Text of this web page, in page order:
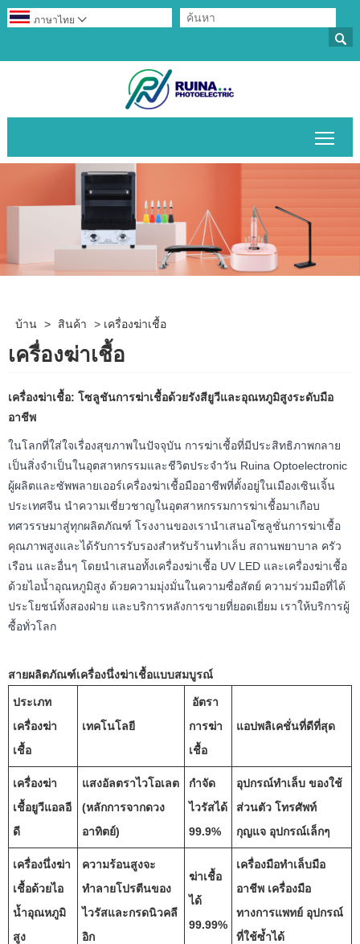

ภาษาไทย 
บ้าน > สินค้า > เครื่องฆ่าเชื้อ
เครื่องฆ่าเชื้อ
เครื่องฆ่าเชื้อ: โซลูชันการฆ่าเชื้อด้วยรังสียูวีและอุณหภูมิสูงระดับมือ
อาชีพ
ในโลกที่ใส่ใจเรื่องสุขภาพในปัจจุบัน การฆ่าเชื้อที่มีประสิทธิภาพกลาย
เป็นสิ่งจำเป็นในอุตสาหกรรมและชีวิตประจำวัน Ruina Optoelectronic
ผู้ผลิตและซัพพลายเออร์เครื่องฆ่าเชื้อมืออาชีพที่ตั้งอยู่ในเมืองเซินเจิ้น
ประเทศจีน นำความเชี่ยวชาญในอุตสาหกรรมการฆ่าเชื้อมาเกือบ
ทศวรรษมาสู่ทุกผลิตภัณฑ์ โรงงานของเรานำเสนอโซลูชั่นการฆ่าเชื้อ
คุณภาพสูงและได้รับการรับรองสำหรับร้านทำเล็บ สถานพยาบาล ครัว
เรือน และอื่นๆ โดยนำเสนอทั้งเครื่องฆ่าเชื้อ UV LED และเครื่องฆ่าเชื้อ
ด้วยไอน้ำอุณหภูมิสูง ด้วยความมุ่งมั่นในความซื่อสัตย์ ความร่วมมือที่ได้
ประโยชน์ทั้งสองฝ่าย และบริการหลังการขายที่ยอดเยี่ยม เราให้บริการผู้
ซื้อทั่วโลก
สายผลิตภัณฑ์เครื่องนึ่งฆ่าเชื้อแบบสมบูรณ์
ประเภท
เครื่องฆ่า
เชื้อ
เทคโนโลยี
อัตรา
การฆ่า
เชื้อ
แอปพลิเคชั่นที่ดีที่สุด
เครื่องฆ่า
เชื้อยูวีแอลอี
ดี
แสงอัลตราไวโอเลต
(หลักการจากดวง
อาทิตย์)
กำจัด
ไวรัสได้
99.9%
อุปกรณ์ทำเล็บ ของใช้
ส่วนตัว โทรศัพท์
กุญแจ อุปกรณ์เล็กๆ
เครื่องนึ่งฆ่า
เชื้อด้วยไอ
น้ำอุณหภูมิ
สูง
ความร้อนสูงจะ
ทำลายโปรตีนของ
ไวรัสและกรดนิวคลี
อิก
ฆ่าเชื้อ
ได้
99.99%
เครื่องมือทำเล็บมือ
อาชีพ เครื่องมือ
ทางการแพทย์ อุปกรณ์
ที่ใช้ซ้ำได้